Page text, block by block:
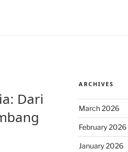
Dari
ARCHIVES
March 2026
February 2026
January 2026